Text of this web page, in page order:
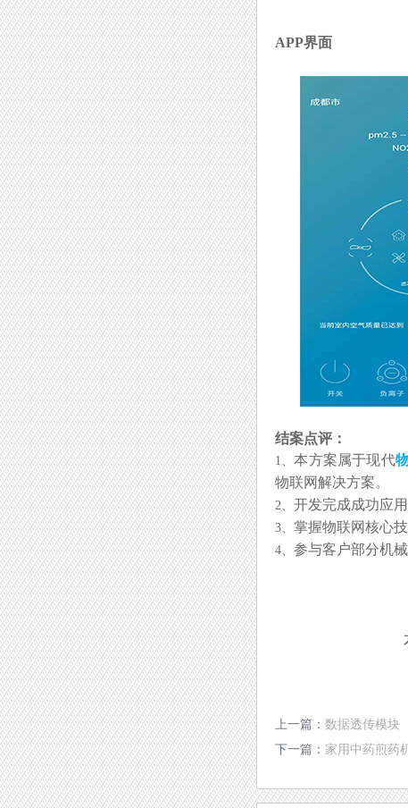
APP界面
结案点评：
1、本方案属于现代
物联网解决方案。
2、 开发完成成功应用
3、 掌握物联网核心技
4、 参与客户部分机械
上一篇： 数据透传模块
下一篇： 家用中药煎药